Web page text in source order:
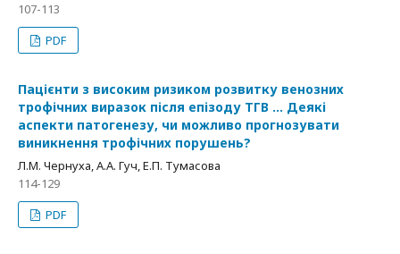
107-113
PDF
Пацієнти з високим ризиком розвитку венозних
трофічних виразок після епізоду ТГВ ... Деякі
аспекти патогенезу, чи можливо прогнозувати
виникнення трофічних порушень?
Л.М. Чернуха, А.А. Гуч, Е.П. Тумасова
114-129
PDF